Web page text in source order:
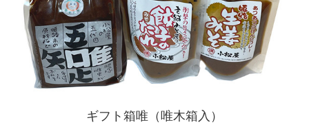
ギフト箱唯（唯木箱入）